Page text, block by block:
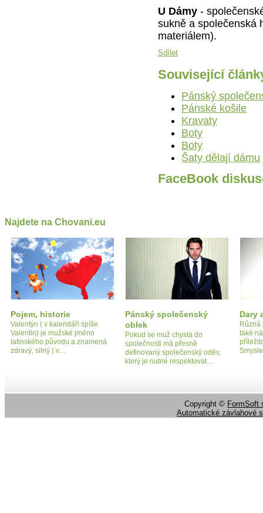
U Dámy -
sukně a společenská
materiálem).
Sdílet
Související
Pánský
Pánské košile
Kravaty
Boty
Boty
Šaty dělají dámu
FaceBook
Najdete na Chovani.eu
Pojem, historie
Valentýn ( v kalendáři spíše
Valentin) je mužské jméno
latinského původu a znamená
zdravý, silný ( v…
Pánský společenský
oblek
Pokud se muž chystá do
společnosti má přesně
definovaný společenský oděv,
který je nutné respektovat…
Dary
Různá
také
Copyright © FormSoft
Automatické závlahové